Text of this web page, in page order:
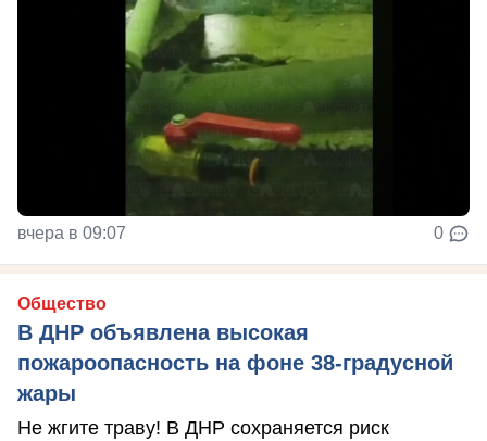
вчера в 09:07 0
Общество
В ДНР объявлена высокая
пожароопасность на фоне 38-градусной
жары
Не жгите траву! В ДНР сохраняется риск